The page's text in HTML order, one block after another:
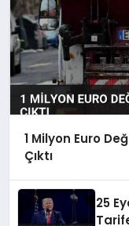
1 Milyon Euro
Çıktı
25